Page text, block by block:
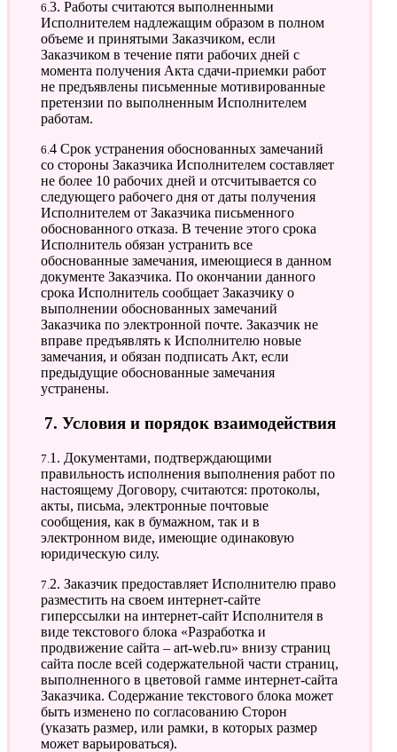
6.3. Работы считаются выполненными
Исполнителем надлежащим образом в полном
объеме и принятыми Заказчиком, если
Заказчиком в течение пяти рабочих дней с
момента получения Акта сдачи-приемки работ
не предъявлены письменные мотивированные
претензии по выполненным Исполнителем
работам.
6.4 Срок устранения обоснованных замечаний
со стороны Заказчика Исполнителем составляет
не более 10 рабочих дней и отсчитывается со
следующего рабочего дня от даты получения
Исполнителем от Заказчика письменного
обоснованного отказа. В течение этого срока
Исполнитель обязан устранить все
обоснованные замечания, имеющиеся в данном
документе Заказчика. По окончании данного
срока Исполнитель сообщает Заказчику о
выполнении обоснованных замечаний
Заказчика по электронной почте. Заказчик не
вправе предъявлять к Исполнителю новые
замечания, и обязан подписать Акт, если
предыдущие обоснованные замечания
устранены.
7. Условия и порядок взаимодействия
7.1. Документами, подтверждающими
правильность исполнения выполнения работ по
настоящему Договору, считаются: протоколы,
акты, письма, электронные почтовые
сообщения, как в бумажном, так и в
электронном виде, имеющие одинаковую
юридическую силу.
7.2. Заказчик предоставляет Исполнителю право
разместить на своем интернет-сайте
гиперссылки на интернет-сайт Исполнителя в
виде текстового блока «Разработка и
продвижение сайта – art-web.ru» внизу страниц
сайта после всей содержательной части страниц,
выполненного в цветовой гамме интернет-сайта
Заказчика. Содержание текстового блока может
быть изменено по согласованию Сторон
(указать размер, или рамки, в которых размер
может варьироваться).